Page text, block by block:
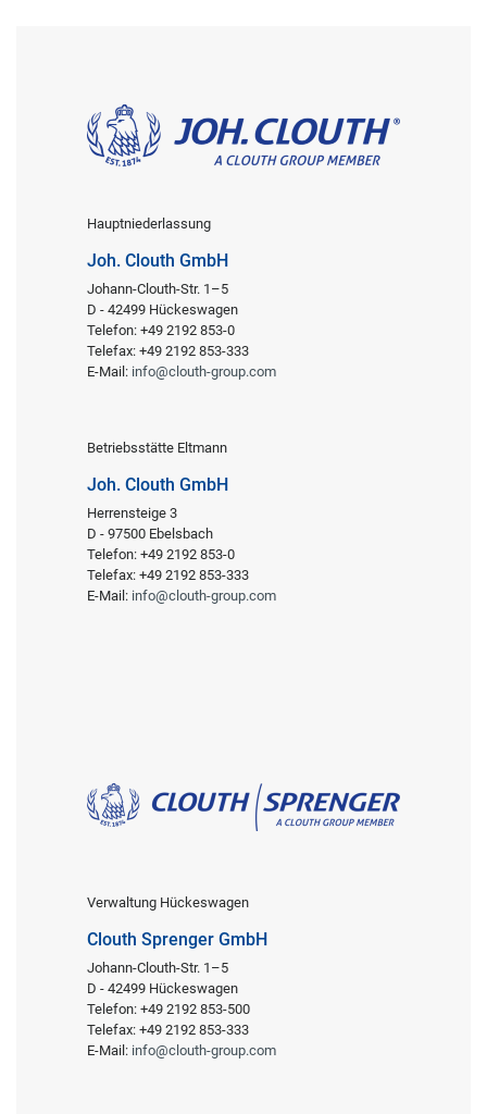
Hauptniederlassung
Joh. Clouth GmbH
Johann-Clouth-Str. 1–5
D - 42499 Hückeswagen
Telefon: +49 2192 853-0
Telefax: +49 2192 853-333
E-Mail: info@clouth-group.com
Betriebsstätte Eltmann
Joh. Clouth GmbH
Herrensteige 3
D - 97500 Ebelsbach
Telefon: +49 2192 853-0
Telefax: +49 2192 853-333
E-Mail: info@clouth-group.com
Verwaltung Hückeswagen
Clouth Sprenger GmbH
Johann-Clouth-Str. 1–5
D - 42499 Hückeswagen
Telefon: +49 2192 853-500
Telefax: +49 2192 853-333
E-Mail: info@clouth-group.com